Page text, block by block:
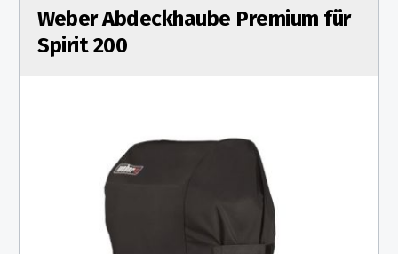
Weber Abdeckhaube Premium für
Spirit 200